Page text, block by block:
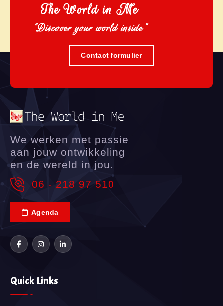
The World in Me
"Discover your world inside"
Contact formulier
We werken met passie
aan jouw ontwikkeling
en de wereld in jou.
06 - 218 97 510
Agenda
Quick Links